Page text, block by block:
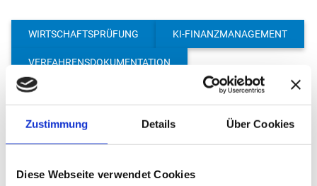
Zustimmung Details Über Cookies
Diese Webseite verwendet Cookies
WIRTSCHAFTSPRÜFUNG KI-FINANZMANAGEMENT
VERFAHRENSDOKUMENTATION
START-UP BERATUNG RECHTSBERATUNG
INTERNATIONALE STEUERBERATUNG
M&A UND DUE DILIGENCE CRYPTO BERATUNG
UNTERNEHMENSBERATUNG TRANSFER PRICING